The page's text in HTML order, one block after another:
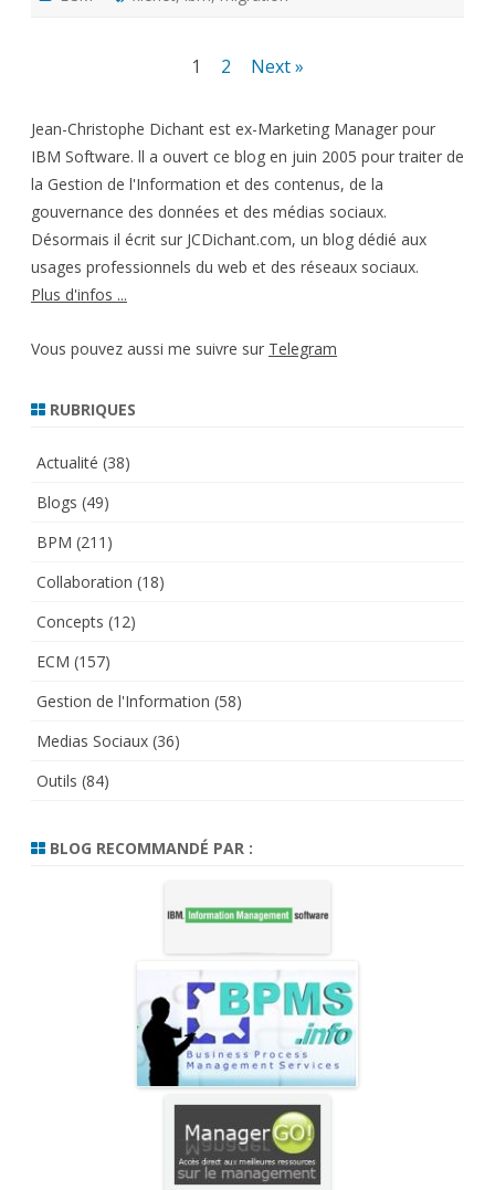
publications
1 2 Next »
Jean-Christophe Dichant est ex-Marketing Manager pour
IBM Software. ll a ouvert ce blog en juin 2005 pour traiter de
la Gestion de l'Information et des contenus, de la
gouvernance des données et des médias sociaux.
Désormais il écrit sur JCDichant.com, un blog dédié aux
usages professionnels du web et des réseaux sociaux.
Plus d'infos ...
Vous pouvez aussi me suivre sur Telegram
RUBRIQUES
Actualité (38)
Blogs (49)
BPM (211)
Collaboration (18)
Concepts (12)
ECM (157)
Gestion de l'Information (58)
Medias Sociaux (36)
Outils (84)
BLOG RECOMMANDÉ PAR :